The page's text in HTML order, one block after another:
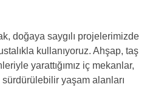
doğaya saygılı projelerimizde
kullanıyoruz. Ahşap, taş
yarattığımız iç mekanlar,
yaşam alanları